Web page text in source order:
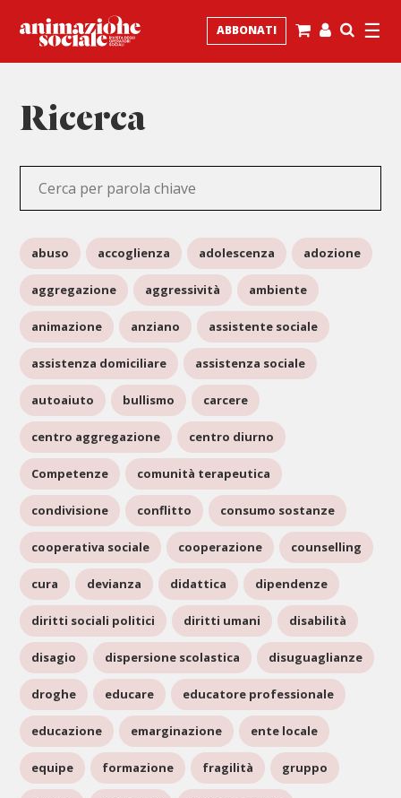
ABBONATI ☰
Ricerca
abuso accoglienza adolescenza adozione
aggregazione aggressività ambiente
animazione anziano assistente sociale
assistenza domiciliare assistenza sociale
autoaiuto bullismo carcere
centro aggregazione centro diurno
Competenze comunità terapeutica
condivisione conflitto consumo sostanze
cooperativa sociale cooperazione counselling
cura devianza didattica dipendenze
diritti sociali politici diritti umani disabilità
disagio dispersione scolastica disuguaglianze
droghe educare educatore professionale
educazione emarginazione ente locale
equipe formazione fragilità gruppo